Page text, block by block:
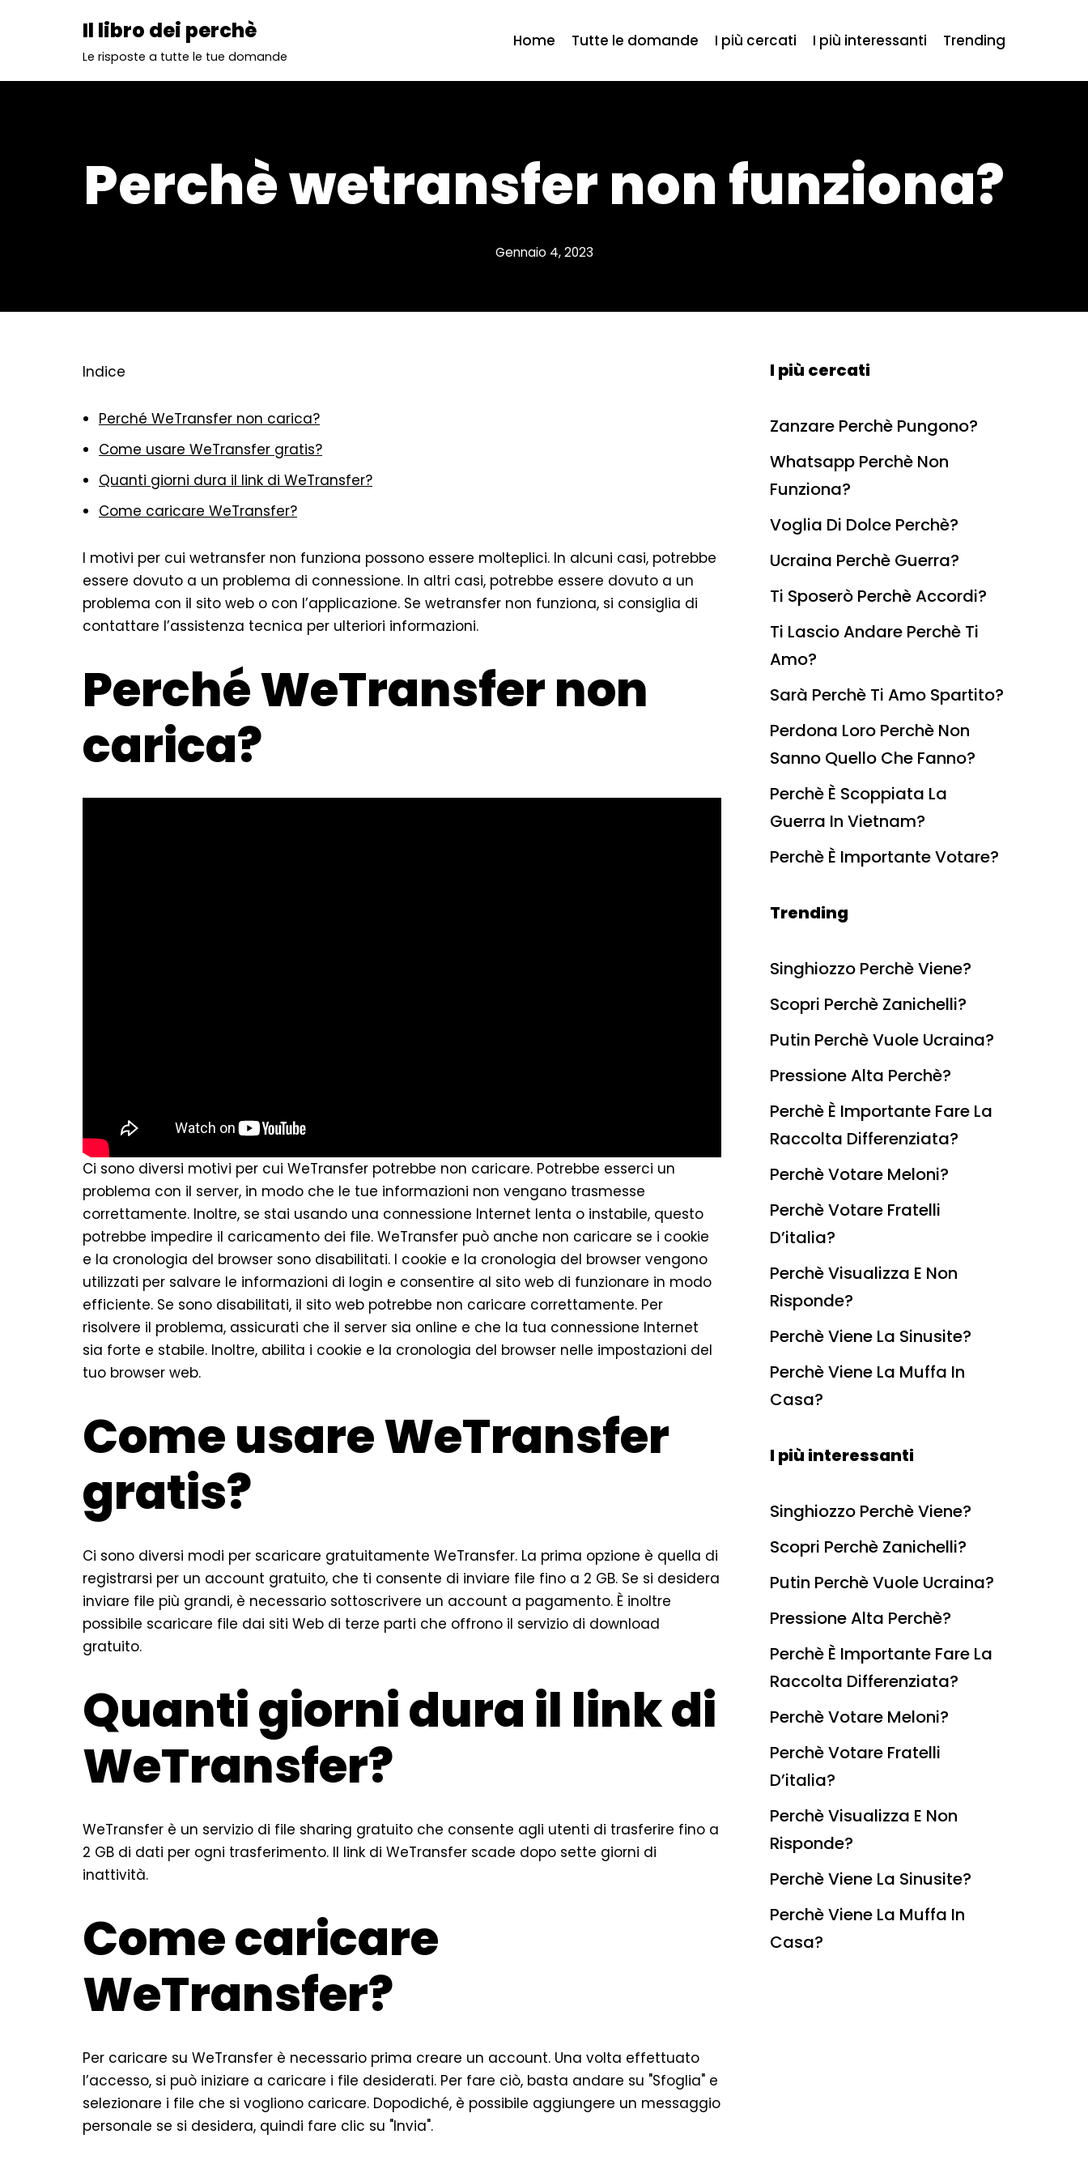
Il libro dei perchè
Le risposte a tutte le tue domande
Home Tutte le domande I più cercati I più interessanti Trending
Perchè wetransfer non funziona?
Gennaio 4, 2023
Indice
Perché WeTransfer non carica?
Come usare WeTransfer gratis?
Quanti giorni dura il link di WeTransfer?
Come caricare WeTransfer?
I motivi per cui wetransfer non funziona possono essere molteplici. In alcuni casi, potrebbe
essere dovuto a un problema di connessione. In altri casi, potrebbe essere dovuto a un
problema con il sito web o con l’applicazione. Se wetransfer non funziona, si consiglia di
contattare l’assistenza tecnica per ulteriori informazioni.
Perché WeTransfer non
carica?
Ci sono diversi motivi per cui WeTransfer potrebbe non caricare. Potrebbe esserci un
problema con il server, in modo che le tue informazioni non vengano trasmesse
correttamente. Inoltre, se stai usando una connessione Internet lenta o instabile, questo
potrebbe impedire il caricamento dei file. WeTransfer può anche non caricare se i cookie
e la cronologia del browser sono disabilitati. I cookie e la cronologia del browser vengono
utilizzati per salvare le informazioni di login e consentire al sito web di funzionare in modo
efficiente. Se sono disabilitati, il sito web potrebbe non caricare correttamente. Per
risolvere il problema, assicurati che il server sia online e che la tua connessione Internet
sia forte e stabile. Inoltre, abilita i cookie e la cronologia del browser nelle impostazioni del
tuo browser web.
Come usare WeTransfer
gratis?
Ci sono diversi modi per scaricare gratuitamente WeTransfer. La prima opzione è quella di
registrarsi per un account gratuito, che ti consente di inviare file fino a 2 GB. Se si desidera
inviare file più grandi, è necessario sottoscrivere un account a pagamento. È inoltre
possibile scaricare file dai siti Web di terze parti che offrono il servizio di download
gratuito.
Quanti giorni dura il link di
WeTransfer?
WeTransfer è un servizio di file sharing gratuito che consente agli utenti di trasferire fino a
2 GB di dati per ogni trasferimento. Il link di WeTransfer scade dopo sette giorni di
inattività.
Come caricare
WeTransfer?
Per caricare su WeTransfer è necessario prima creare un account. Una volta effettuato
l’accesso, si può iniziare a caricare i file desiderati. Per fare ciò, basta andare su "Sfoglia" e
selezionare i file che si vogliono caricare. Dopodiché, è possibile aggiungere un messaggio
personale se si desidera, quindi fare clic su "Invia".
I più cercati
Zanzare Perchè Pungono?
Whatsapp Perchè Non
Funziona?
Voglia Di Dolce Perchè?
Ucraina Perchè Guerra?
Ti Sposerò Perchè Accordi?
Ti Lascio Andare Perchè Ti
Amo?
Sarà Perchè Ti Amo Spartito?
Perdona Loro Perchè Non
Sanno Quello Che Fanno?
Perchè È Scoppiata La
Guerra In Vietnam?
Perchè È Importante Votare?
Trending
Singhiozzo Perchè Viene?
Scopri Perchè Zanichelli?
Putin Perchè Vuole Ucraina?
Pressione Alta Perchè?
Perchè È Importante Fare La
Raccolta Differenziata?
Perchè Votare Meloni?
Perchè Votare Fratelli
D’italia?
Perchè Visualizza E Non
Risponde?
Perchè Viene La Sinusite?
Perchè Viene La Muffa In
Casa?
I più interessanti
Singhiozzo Perchè Viene?
Scopri Perchè Zanichelli?
Putin Perchè Vuole Ucraina?
Pressione Alta Perchè?
Perchè È Importante Fare La
Raccolta Differenziata?
Perchè Votare Meloni?
Perchè Votare Fratelli
D’italia?
Perchè Visualizza E Non
Risponde?
Perchè Viene La Sinusite?
Perchè Viene La Muffa In
Casa?